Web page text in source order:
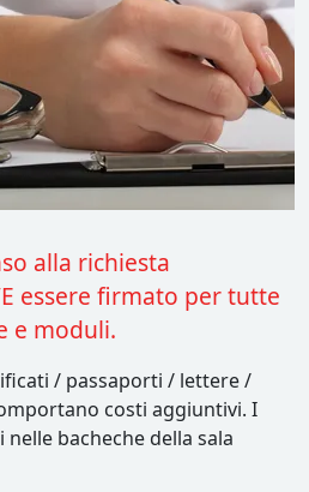
alla richiesta
essere firmato per tutte
e moduli.
/ passaporti / lettere /
costi aggiuntivi. I
bacheche della sala